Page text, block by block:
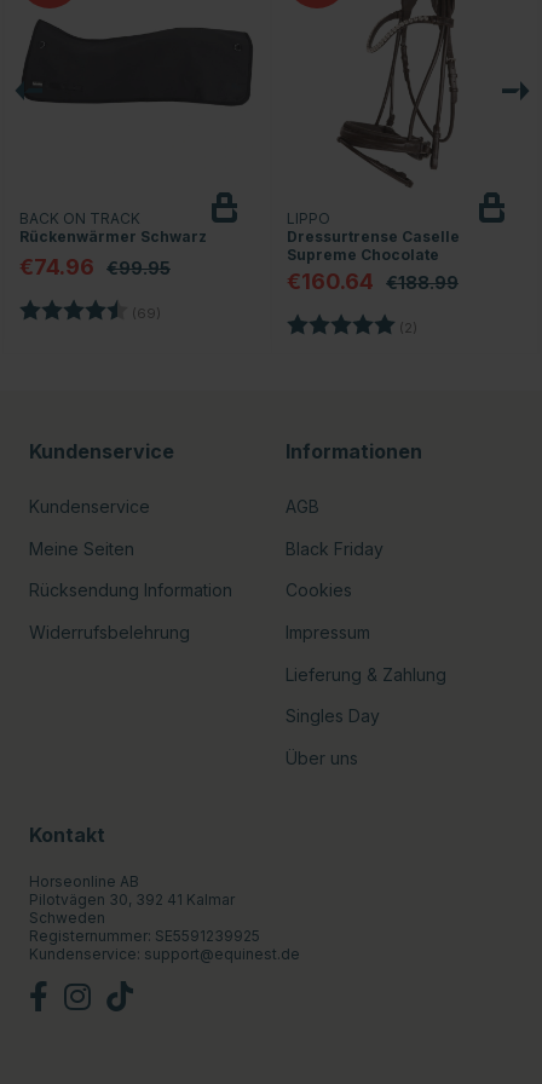
BACK ON TRACK
Rückenwärmer Schwarz
€74.96 €99.95
Bewertung: (69)
LIPPO
Dressurtrense Caselle
Supreme Chocolate
€160.64 €188.99
Bewertung: (2)
Kundenservice
Kundenservice
Meine Seiten
Rücksendung Information
Widerrufsbelehrung
Informationen
AGB
Black Friday
Cookies
Impressum
Lieferung & Zahlung
Singles Day
Über uns
Kontakt
Horseonline AB
Pilotvägen 30, 392 41 Kalmar
Schweden
Registernummer: SE5591239925
Kundenservice: support@equinest.de